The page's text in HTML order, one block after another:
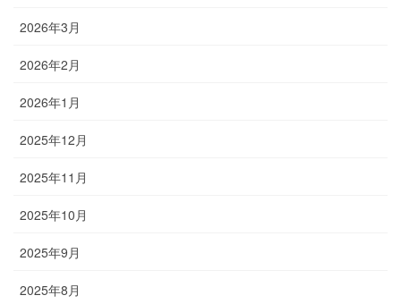
2026年3月
2026年2月
2026年1月
2025年12月
2025年11月
2025年10月
2025年9月
2025年8月